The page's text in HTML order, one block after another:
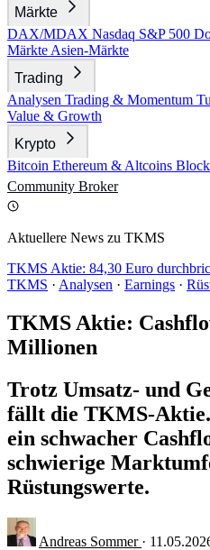
Märkte
DAX/MDAX Nasdaq S&P 500
Märkte Asien-Märkte
Trading
Analysen Trading & Momentum
Value & Growth
Krypto
Bitcoin Ethereum & Altcoins
Community Broker
Aktuellere News zu TKMS
TKMS Aktie: 84,30 Euro
TKMS · Analysen · Earnings ·
TKMS Aktie:
Millionen
Trotz Umsatz- und
fällt die TKMS-
ein schwacher
schwierige
Rüstungswerte.
Andreas Sommer ·